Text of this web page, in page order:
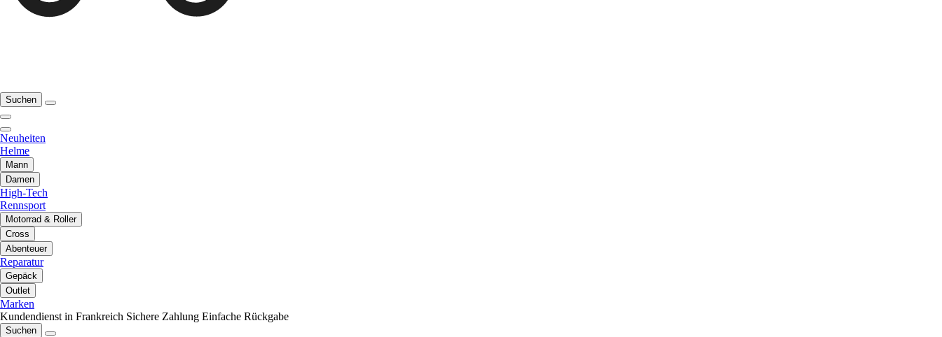
Suchen
Neuheiten
Helme
Mann
Damen
High-Tech
Rennsport
Motorrad & Roller
Cross
Abenteuer
Reparatur
Gepäck
Outlet
Marken
Kundendienst in Frankreich Sichere Zahlung Einfache Rückgabe
Suchen